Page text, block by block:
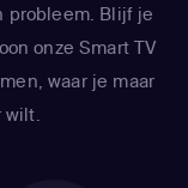
probleem. Blijf je
onze Smart TV
waar je maar
wilt.